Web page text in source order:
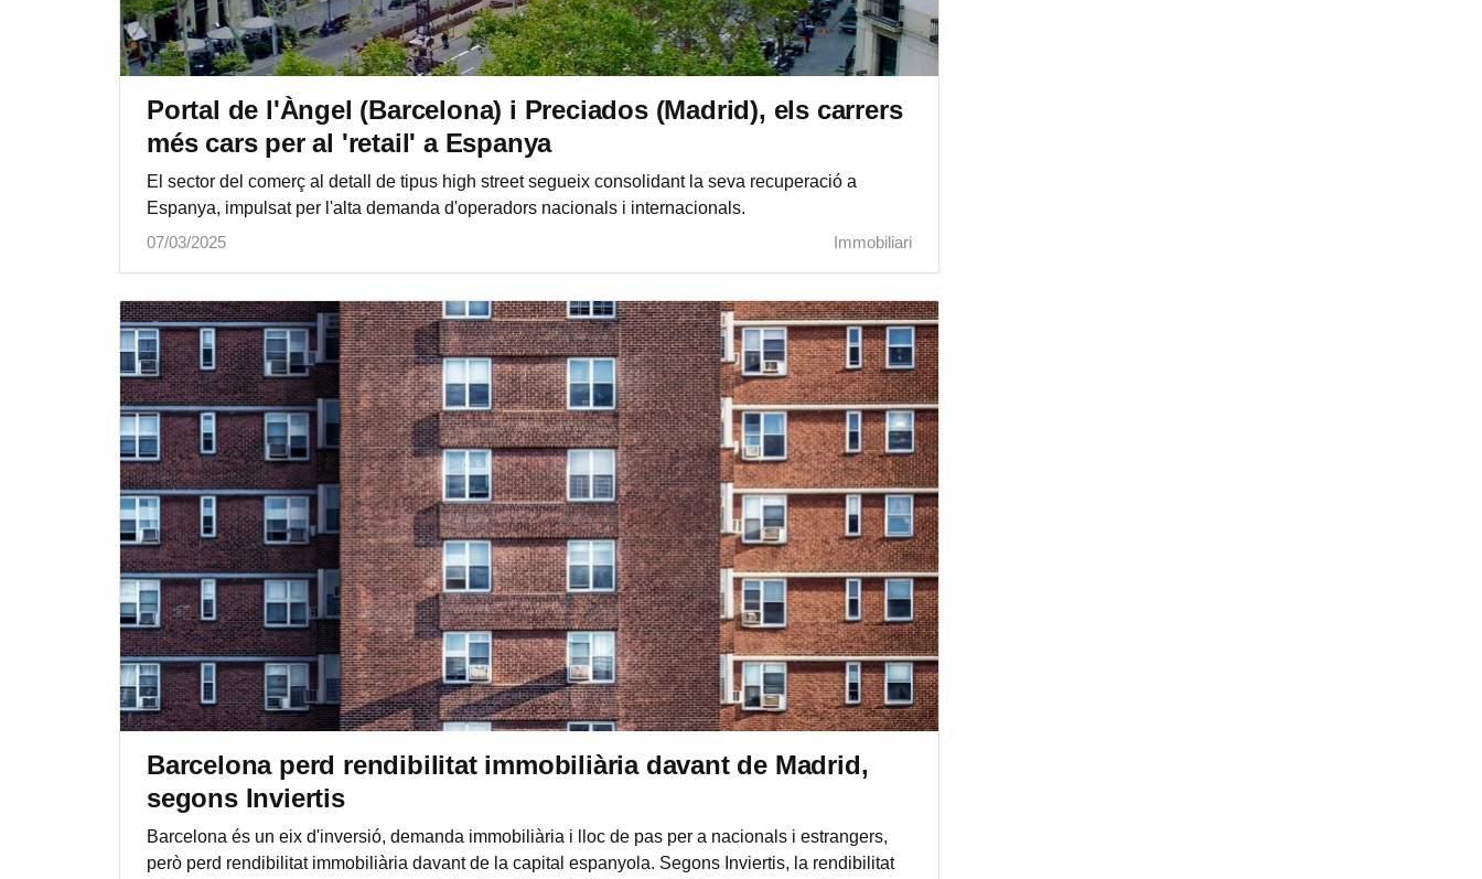
Portal de l'Àngel (Barcelona) i Preciados (Madrid), els carrers
més cars per al 'retail' a Espanya
El sector del comerç al detall de tipus high street segueix consolidant la seva recuperació a
Espanya, impulsat per l'alta demanda d'operadors nacionals i internacionals.
07/03/2025
Immobiliari
Barcelona perd rendibilitat immobiliària davant de Madrid,
segons Inviertis
Barcelona és un eix d'inversió, demanda immobiliària i lloc de pas per a nacionals i estrangers,
però perd rendibilitat immobiliària davant de la capital espanyola. Segons Inviertis, la rendibilitat